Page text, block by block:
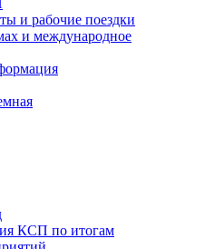
и рабочие поездки
и международное
КСП по итогам